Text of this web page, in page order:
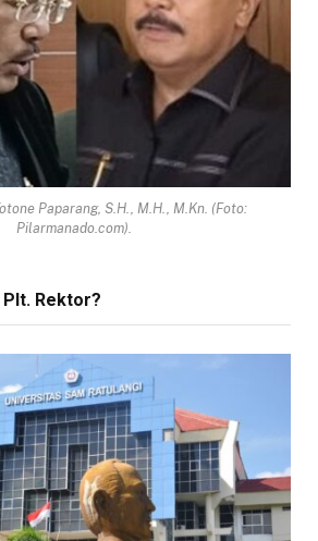
Paparang, S.H., M.H., M.Kn. (Foto:
Pilarmanado.com).
Plt. Rektor?